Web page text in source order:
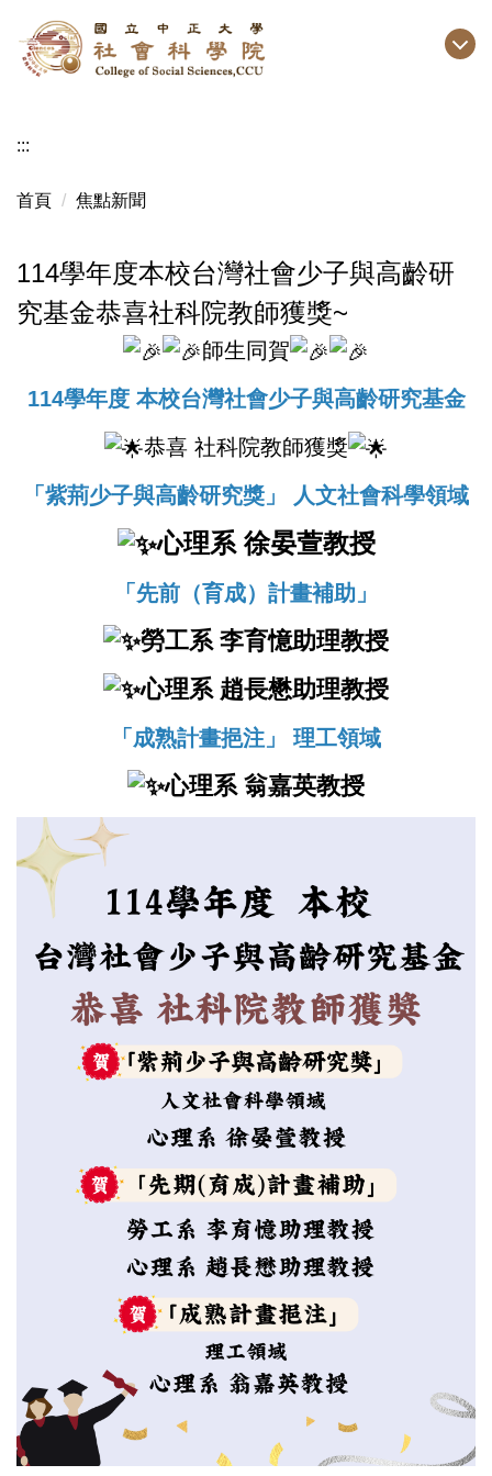
到
主
容
:::
首頁 焦點新聞
114學年度本校台灣社會少子與高齡研
究基金恭喜社科院教師獲獎~
師生同賀
114學年度 本校台灣社會少子與高齡研究基金
恭喜 社科院教師獲獎
「紫荊少子與高齡研究獎」 人文社會科學領域
心理系 徐晏萱教授
「先前（育成）計畫補助」
勞工系 李育憶助理教授
心理系 趙長懋助理教授
「成熟計畫挹注」 理工領域
心理系 翁嘉英教授